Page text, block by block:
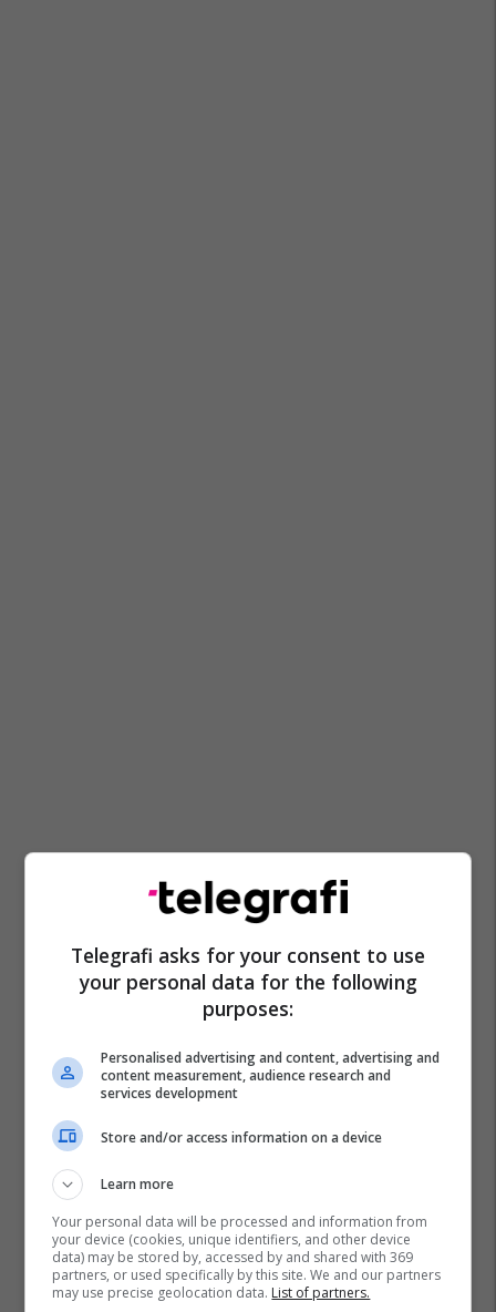
Telegrafi asks for your consent to use
your personal data for the following
purposes:
Personalised advertising and content, advertising and
content measurement, audience research and
services development
Store and/or access information on a device
Learn more
Your personal data will be processed and information from
your device (cookies, unique identifiers, and other device
data) may be stored by, accessed by and shared with 369
partners, or used specifically by this site. We and our partners
may use precise geolocation data. List of partners.